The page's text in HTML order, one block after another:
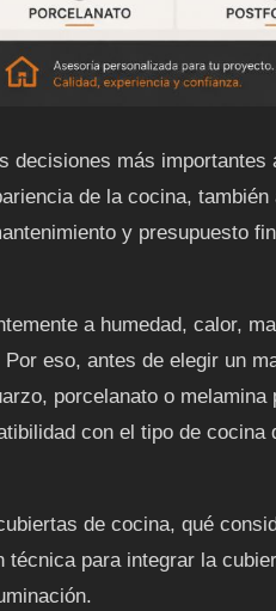
decisiones más importantes
de la cocina, también
y presupuesto
a humedad, calor,
eso, antes de elegir un
porcelanato o melamina
con el tipo de cocina
de cocina, qué
para integrar la